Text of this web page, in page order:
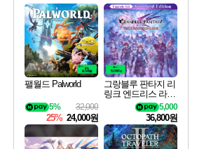
최대 90% 할인가를 만나보세요!
네이버혜택과 함께 만나보세요!
50%할인&추가 적립까지!
네이버 포인트 혜택까지!
이니&베니 혜택까지!
네이버 혜택가와 함께 예약하세요!
할인&네이버혜택으로 만나보세요!
네이버페이 혜택과 만나보세요!
40주년 프로모션으로 만나보세요!
혜택으로 예약 판매 중
편안하게 충전하세요
팰월드 Palworld
32,000
5%
25% 24,000원
그랑블루 판타지 리
링크 엔드리스 라그
나로크 업그레이드
킷 Granblue Fantasy
Relink Endless Ragn
arok Upgrade Kit DL
C
5,000
36,800원